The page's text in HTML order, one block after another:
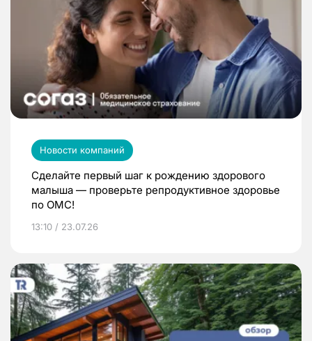
Новости компаний
Сделайте первый шаг к рождению здорового
малыша — проверьте репродуктивное здоровье
по ОМС!
13:10 / 23.07.26